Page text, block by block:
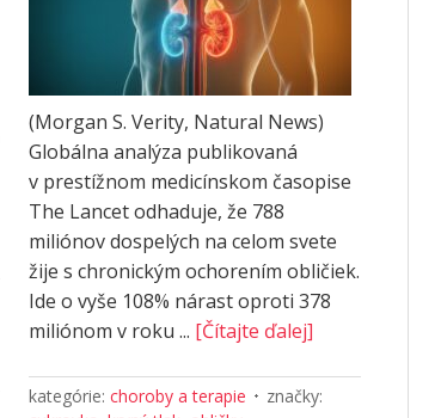
(Morgan S. Verity, Natural News)
Globálna analýza publikovaná
v prestížnom medicínskom časopise
The Lancet odhaduje, že 788
miliónov dospelých na celom svete
žije s chronickým ochorením obličiek.
Ide o vyše 108% nárast oproti 378
miliónom v roku ... [Čítajte ďalej]
kategórie: choroby a terapie
značky: